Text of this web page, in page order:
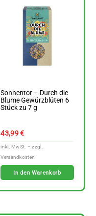
Sonnentor – Durch die
Blume Gewürzblüten 6
Stück zu 7 g
43,99€
In den Warenkorb